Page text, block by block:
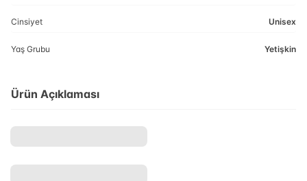
Cinsiyet Unisex
Yaş Grubu Yetişkin
Ürün Açıklaması